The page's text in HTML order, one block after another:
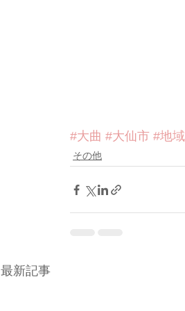
#大曲 #大仙市 #地
その他
最新記事